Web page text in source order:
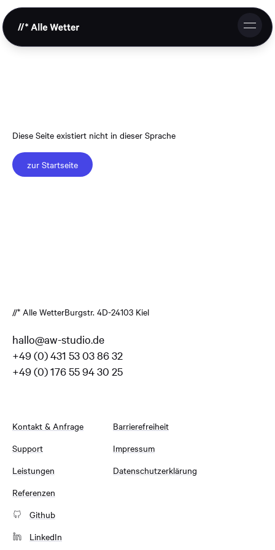
Referenzen
Zusammenarbeit
Diese Seite existiert nicht in dieser Sprache
zur Startseite
//* Alle WetterBurgstr. 4D-24103 Kiel
hallo@aw-studio.de
+49 (0) 431 53 03 86 32
+49 (0) 176 55 94 30 25
Kontakt & Anfrage
Support
Leistungen
Referenzen
Barrierefreiheit
Impressum
Datenschutzerklärung
Github
LinkedIn